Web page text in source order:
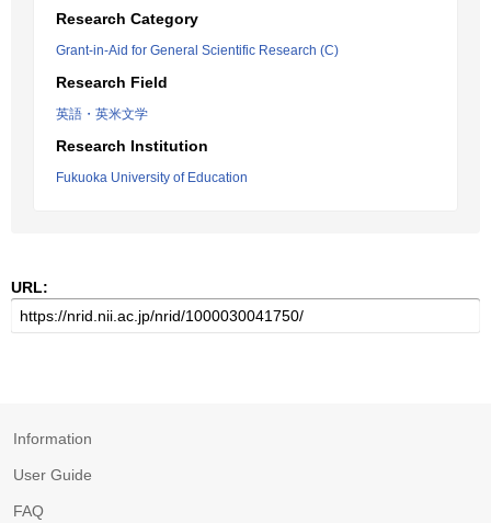
Research Category
Grant-in-Aid for General Scientific Research (C)
Research Field
英語・英米文学
Research Institution
Fukuoka University of Education
URL:
Information
User Guide
FAQ